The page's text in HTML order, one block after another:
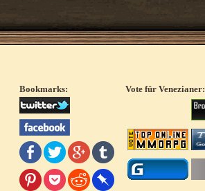
Bookmarks: Vote für Venezianer: